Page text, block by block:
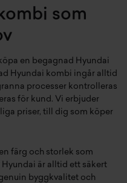
som
en begagnad Hyundai
Hyundai kombi ingår alltid
processer kontrolleras
för kund. Vi erbjuder
priser, till dig som köper
färg och storlek som
är alltid ett säkert
byggkvalitet och